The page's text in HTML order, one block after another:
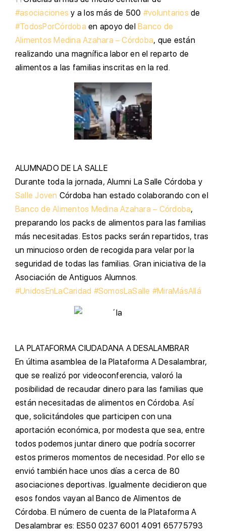
#asociaciones y a los más de 500 #voluntarios de
#TodosPorCórdoba en apoyo delBanco de
Alimentos Medina Azahara – Córdoba, que están
realizando una magnífica labor en el reparto de
alimentos a las familias inscritas en la red.
ALUMNADO DE LA SALLE
Durante toda la jornada, Alumni La Salle Córdoba y
Salle Joven Córdoba han estado colaborando con el
Banco de Alimentos Medina Azahara – Córdoba,
preparando los packs de alimentos para las familias
más necesitadas. Estos packs serán repartidos, tras
un minucioso orden de recogida para velar por la
seguridad de todas las familias. Gran iniciativa de la
Asociación de Antiguos Alumnos.
#UnidosEnLaCaridad #SomosLaSalle #MiraMásAllá
LA PLATAFORMA CIUDADANA A DESALAMBRAR
En última asamblea de la Plataforma A Desalambrar,
que se realizó por videoconferencia, valoró la
posibilidad de recaudar dinero para las familias que
están necesitadas de alimentos en Córdoba. Así
que, solicitándoles que participen con una
aportación económica, por modesta que sea, entre
todos podemos juntar dinero que podría socorrer
estos primeros momentos de necesidad. Por ello se
envió también hace unos días a cerca de 80
asociaciones deportivas. Igualmente decidieron que
esos fondos vayan al Banco de Alimentos de
Córdoba. El número de cuenta de la Plataforma A
Desalambrar es: ES50 0237 6001 4091 65775793